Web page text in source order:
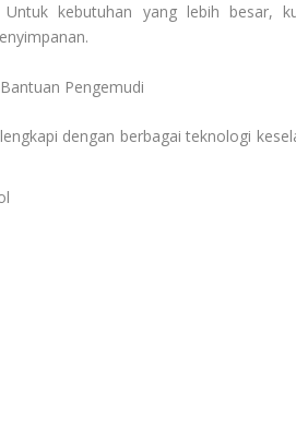
Untuk kebutuhan yang lebih besar,
Pengemudi
dengan berbagai teknologi